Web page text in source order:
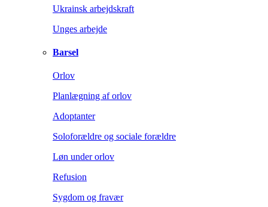
Ukrainsk arbejdskraft
Unges arbejde
Barsel
Orlov
Planlægning af orlov
Adoptanter
Soloforældre og sociale forældre
Løn under orlov
Refusion
Sygdom og fravær